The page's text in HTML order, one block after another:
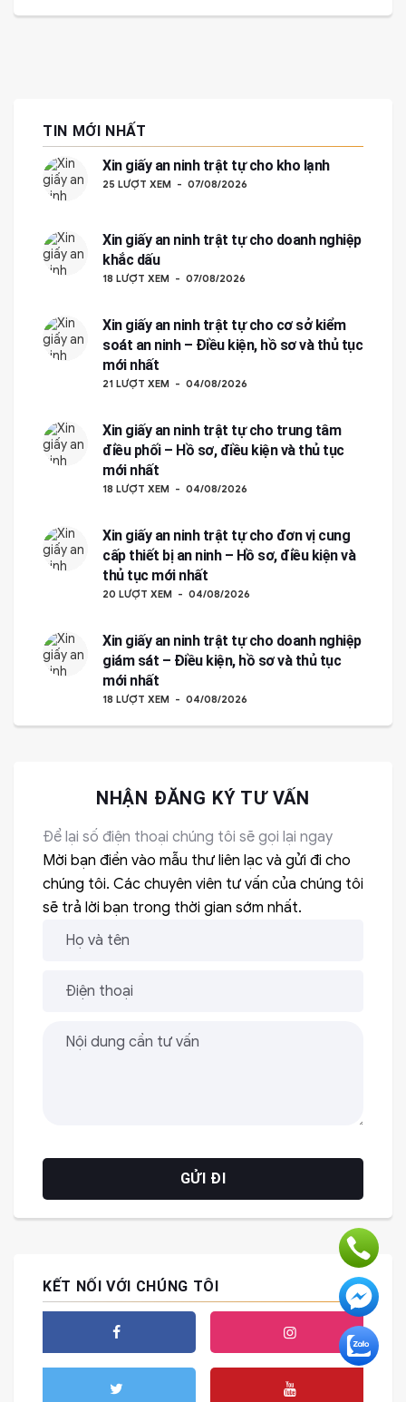
TIN MỚI NHẤT
Xin giấy an ninh trật tự cho kho lạnh
25 LƯỢT XEM 07/08/2026
Xin giấy an ninh trật tự cho doanh nghiệp
khắc dấu
18 LƯỢT XEM 07/08/2026
Xin giấy an ninh trật tự cho cơ sở kiểm
soát an ninh – Điều kiện, hồ sơ và thủ tục
mới nhất
21 LƯỢT XEM 04/08/2026
Xin giấy an ninh trật tự cho trung tâm
điều phối – Hồ sơ, điều kiện và thủ tục
mới nhất
18 LƯỢT XEM 04/08/2026
Xin giấy an ninh trật tự cho đơn vị cung
cấp thiết bị an ninh – Hồ sơ, điều kiện và
thủ tục mới nhất
20 LƯỢT XEM 04/08/2026
Xin giấy an ninh trật tự cho doanh nghiệp
giám sát – Điều kiện, hồ sơ và thủ tục
mới nhất
18 LƯỢT XEM 04/08/2026
NHẬN ĐĂNG KÝ TƯ VẤN
Để lại số điện thoại chúng tôi sẽ gọi lại ngay
Mời bạn điền vào mẫu thư liên lạc và gửi đi cho
chúng tôi. Các chuyên viên tư vấn của chúng tôi
sẽ trả lời bạn trong thời gian sớm nhất.
KẾT NỐI VỚI CHÚNG TÔI